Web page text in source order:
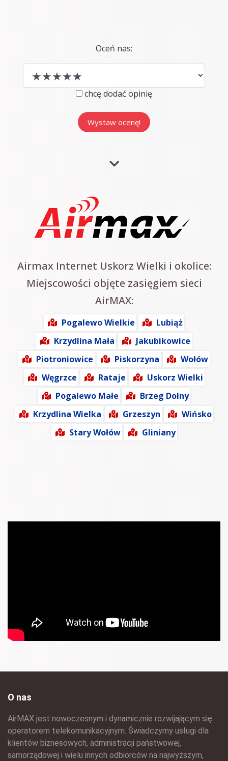
Oceń nas:
chcę dodać opinię
Airmax Internet Uskorz Wielki i okolice:
Miejscowości objęte zasięgiem sieci
AirMAX:
Pogalewo Wielkie
Lubiąż
Krzydlina Mała
Jakubikowice
Piotroniowice
Piskorzyna
Wołów
Węgrzce
Rataje
Uskorz Wielki
Pogalewo Małe
Brzeg Dolny
Krzydlina Wielka
Grzeszyn
Wińsko
Stary Wołów
Gliniany
O nas
AirMAX jest nowoczesnym i dynamicznie rozwijającym się
operatorem telekomunikacyjnym. Świadczymy usługi dla
klientów biznesowych, administracji państwowej,
samorządowej i wielu innych odbiorców na najwyższym,